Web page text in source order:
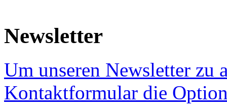
Newsletter
Um unseren Newsletter zu
Kontaktformular die